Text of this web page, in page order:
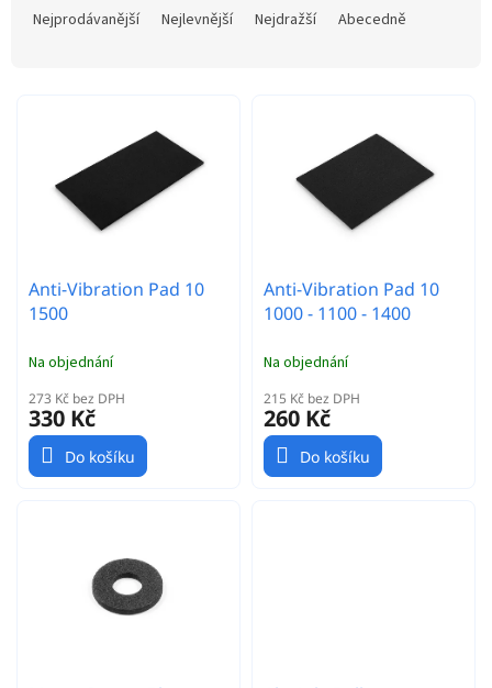
ů
Nejprodávanější Nejlevnější Nejdražší Abecedně
Anti-Vibration Pad 10
1500
Na objednání
273 Kč bez DPH
330 Kč
Do košíku
Anti-Vibration Pad 10
1000 - 1100 - 1400
Na objednání
215 Kč bez DPH
260 Kč
Do košíku